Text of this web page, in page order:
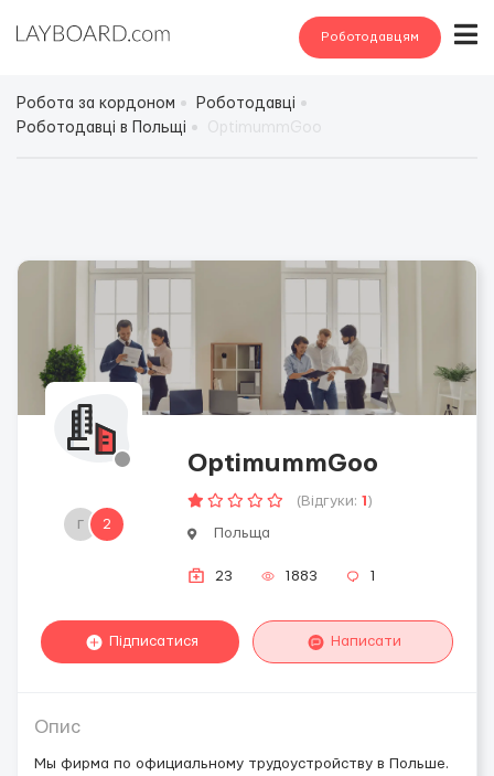
Роботодавцям
Робота за кордоном
Роботодавці
Роботодавці в Польщі
г 2
OptimummGoo
(Відгуки: 1 )
Польща
23 1883 1
Підписатися Написати
Опис
Мы фирма по официальному трудоустройству в Польше.